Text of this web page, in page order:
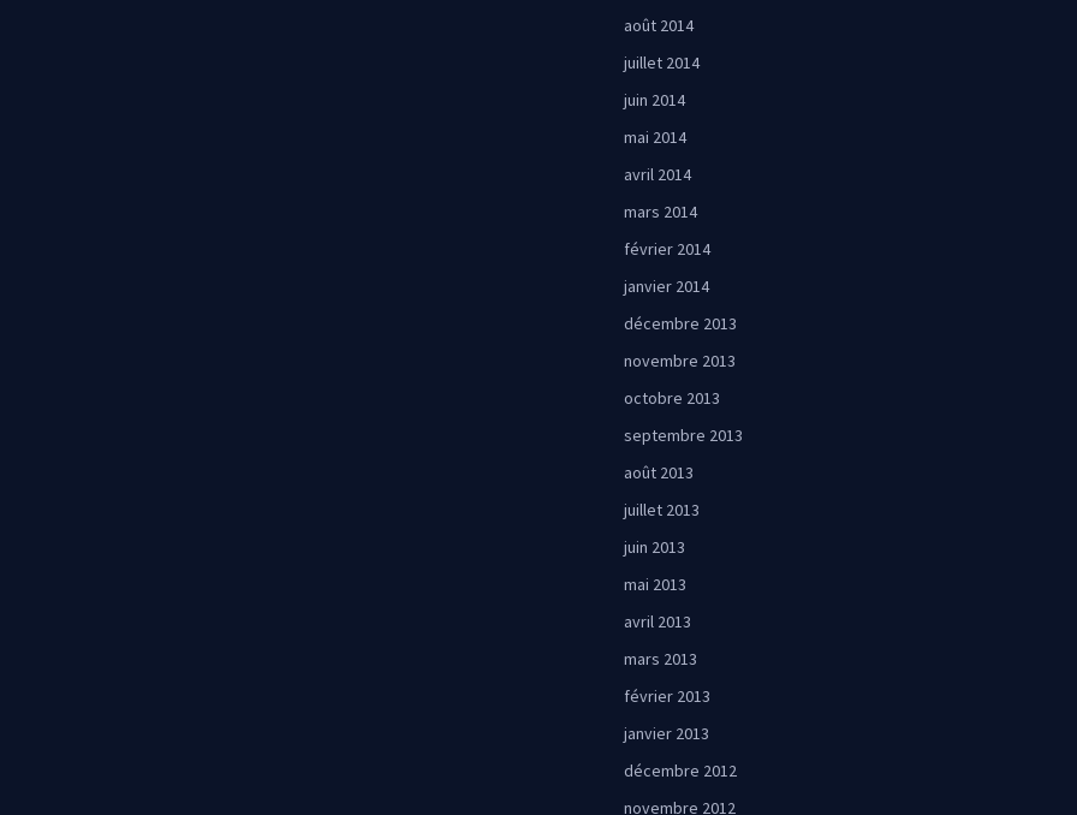
août 2014
juillet 2014
juin 2014
mai 2014
avril 2014
mars 2014
février 2014
janvier 2014
décembre 2013
novembre 2013
octobre 2013
septembre 2013
août 2013
juillet 2013
juin 2013
mai 2013
avril 2013
mars 2013
février 2013
janvier 2013
décembre 2012
novembre 2012